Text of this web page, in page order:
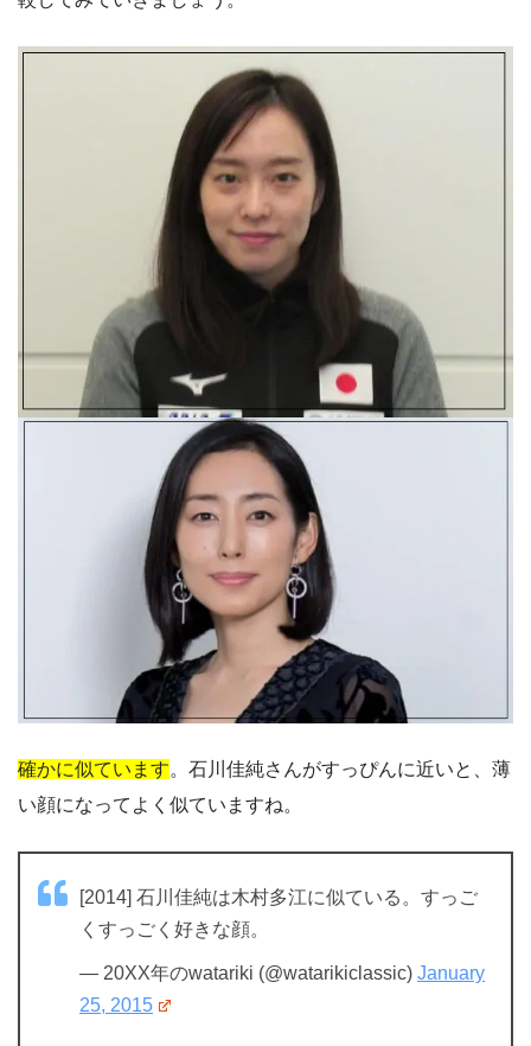
確かに似ています。石川佳純さんがすっぴんに近いと、薄
い顔になってよく似ていますね。
[2014] 石川佳純は木村多江に似ている。すっご
くすっごく好きな顔。
— 20XX年のwatariki (@watarikiclassic) January
25, 2015